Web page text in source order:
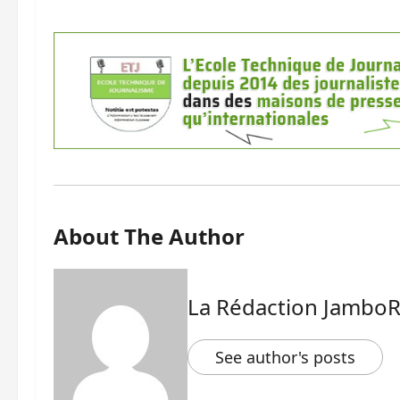
About The Author
La Rédaction
See author's posts